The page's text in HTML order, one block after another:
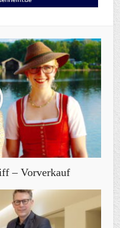
– Vorverkauf